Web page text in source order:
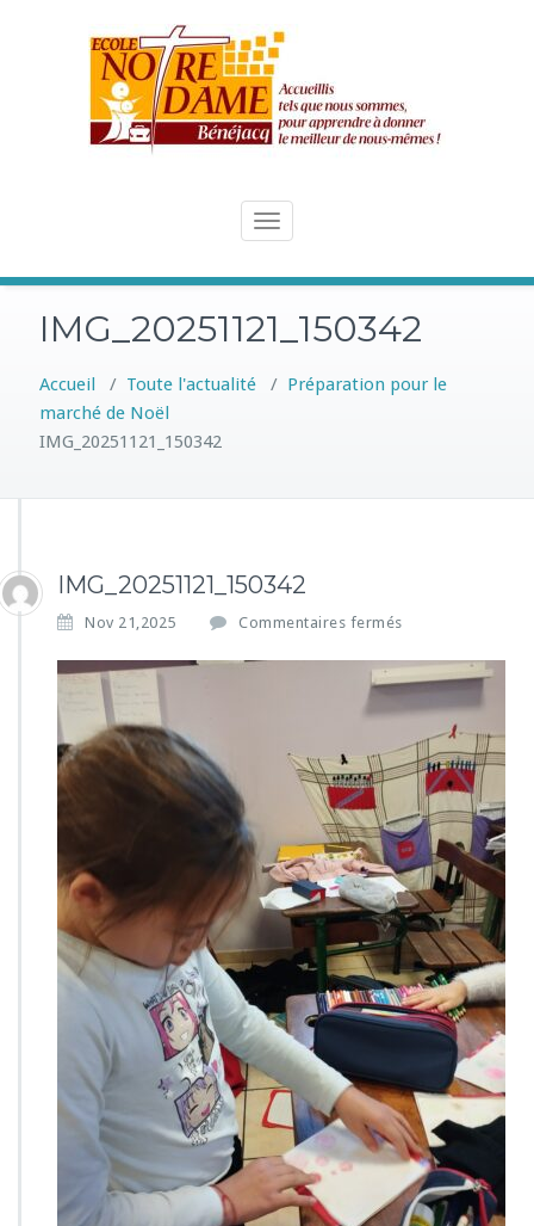
Toggle
IMG_20251121_150342
Accueil / Toute l'actualité / Préparation pour le
marché de Noël
IMG_20251121_150342
IMG_20251121_150342
Nov 21,2025 Commentaires fermés
r
I
M
G
_
0
2
5
1
1
2
1
_
1
5
4
2